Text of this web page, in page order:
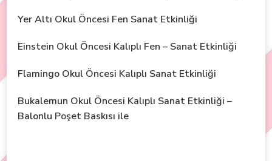
Yer Altı Okul Öncesi Fen Sanat Etkinliği
Einstein Okul Öncesi Kalıplı Fen – Sanat Etkinliği
Flamingo Okul Öncesi Kalıplı Sanat Etkinliği
Bukalemun Okul Öncesi Kalıplı Sanat Etkinliği –
Balonlu Poşet Baskısı ile